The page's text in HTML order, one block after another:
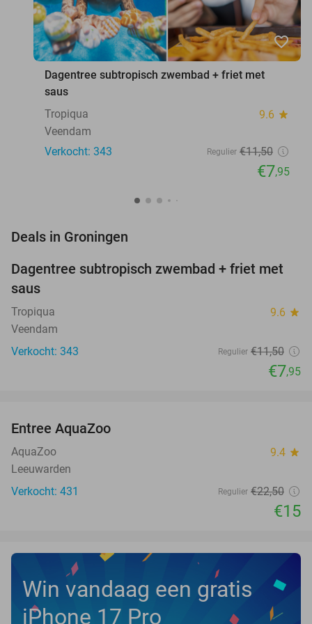
favorite_border
Dagentree subtropisch zwembad + friet met
saus
Tropiqua
9.6 star
Veendam
Verkocht: 343
Regulier €11,50
€7,95
Deals in Groningen
31%
NEW
TODAY
Dagentree subtropisch zwembad + friet met
saus
Tropiqua 9.6 star
Veendam
Verkocht: 343
Regulier €11,50
€7,95
TODAY
Entree AquaZoo
AquaZoo 9.4 star
Leeuwarden
Verkocht: 431
Regulier €22,50
€15
Win vandaag een gratis
iPhone 17 Pro